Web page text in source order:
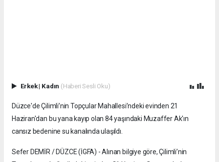
Erkek| Kadın (Haberi Sesli Oku)
Düzce'de Çilimli’nin Topçular Mahallesi’ndeki evinden 21
Haziran'dan bu yana kayıp olan 84 yaşındaki Muzaffer Ak'ın
cansız bedenine su kanalında ulaşıldı.
Sefer DEMİR / DÜZCE (İGFA) - Alınan bilgiye göre, Çilimli’nin